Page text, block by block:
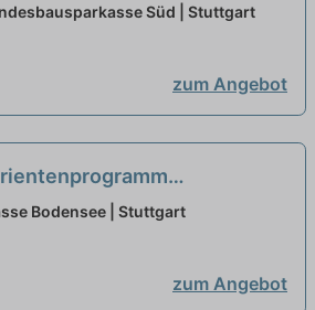
vertriebsorientiert
Süd | Stuttgart
zum Angebot
vertriebsorientiert
Bodensee | Stuttgart
zum Angebot